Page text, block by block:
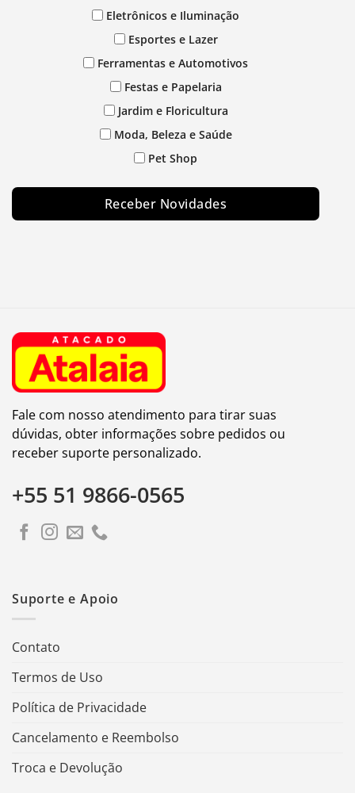
Eletrônicos e Iluminação
Esportes e Lazer
Ferramentas e Automotivos
Festas e Papelaria
Jardim e Floricultura
Moda, Beleza e Saúde
Pet Shop
Receber Novidades
Fale com nosso atendimento para tirar suas
dúvidas, obter informações sobre pedidos ou
receber suporte personalizado.
+55 51 9866-0565
Suporte e Apoio
Contato
Termos de Uso
Política de Privacidade
Cancelamento e Reembolso
Troca e Devolução